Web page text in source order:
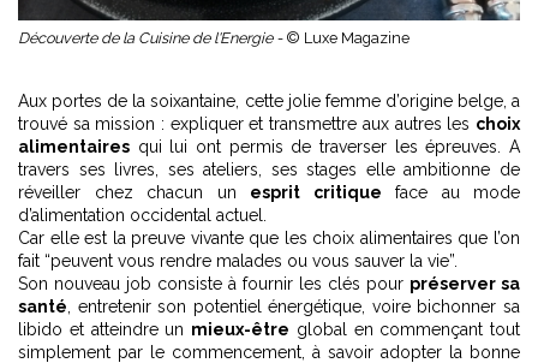
Découverte de la Cuisine de l'Energie - © Luxe Magazine
Aux portes de la soixantaine, cette jolie femme d’origine belge, a
trouvé sa mission : expliquer et transmettre aux autres les choix
alimentaires qui lui ont permis de traverser les épreuves. A
travers ses livres, ses ateliers, ses stages elle ambitionne de
réveiller chez chacun un esprit critique face au mode
d’alimentation occidental actuel.
Car elle est la preuve vivante que les choix alimentaires que l’on
fait “peuvent vous rendre malades ou vous sauver la vie”.
Son nouveau job consiste à fournir les clés pour préserver sa
santé , entretenir son potentiel énergétique, voire bichonner sa
libido et atteindre un mieux-être global en commençant tout
simplement par le commencement, à savoir adopter la bonne